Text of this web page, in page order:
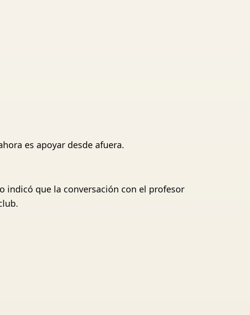
es apoyar desde afuera.
indicó que la conversación con el profesor